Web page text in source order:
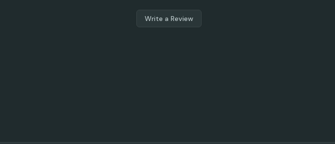
Write a Review